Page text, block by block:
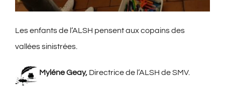
Les enfants de l’ALSH pensent aux copains des
vallées sinistrées.
Myléne Geay, Directrice de l’ALSH de SMV.